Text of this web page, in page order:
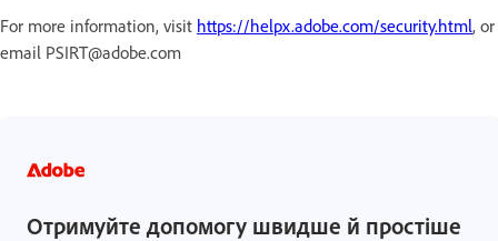
For more information, visit https://helpx.adobe.com/security.html, or
email PSIRT@adobe.com
Отримуйте допомогу швидше й простіше